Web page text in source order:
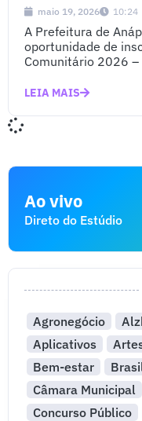
maio 19, 2026 10:24
A Prefeitura de
oportunidade de
Comunitário 2026
LEIA MAIS
Ao vivo
Direto do Estúdio
Agronegócio
Aplicativos
Bem-estar
Câmara Municipal
Concurso Público